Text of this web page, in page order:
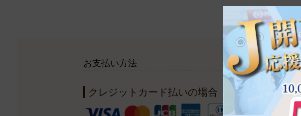
お支払い方法
クレジットカード払いの場合